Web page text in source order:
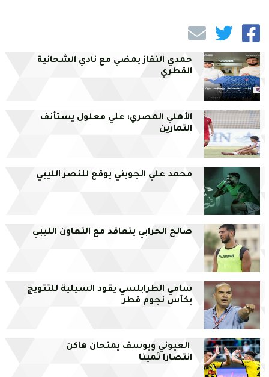
حمدي النقاز يمضي مع نادي الشحانية
القطري
الأهلي المصري: علي معلول يستأنف
التمارين
محمد علي الجويني يوقع للنصر الليبي
صالح الحرابي يتعاقد مع التعاون الليبي
سامي الطرابلسي يقود السيلية للتتويج
بكأس نجوم قطر
العيوني ويوسف يمنحان هاكن
انتصارا ثمينا